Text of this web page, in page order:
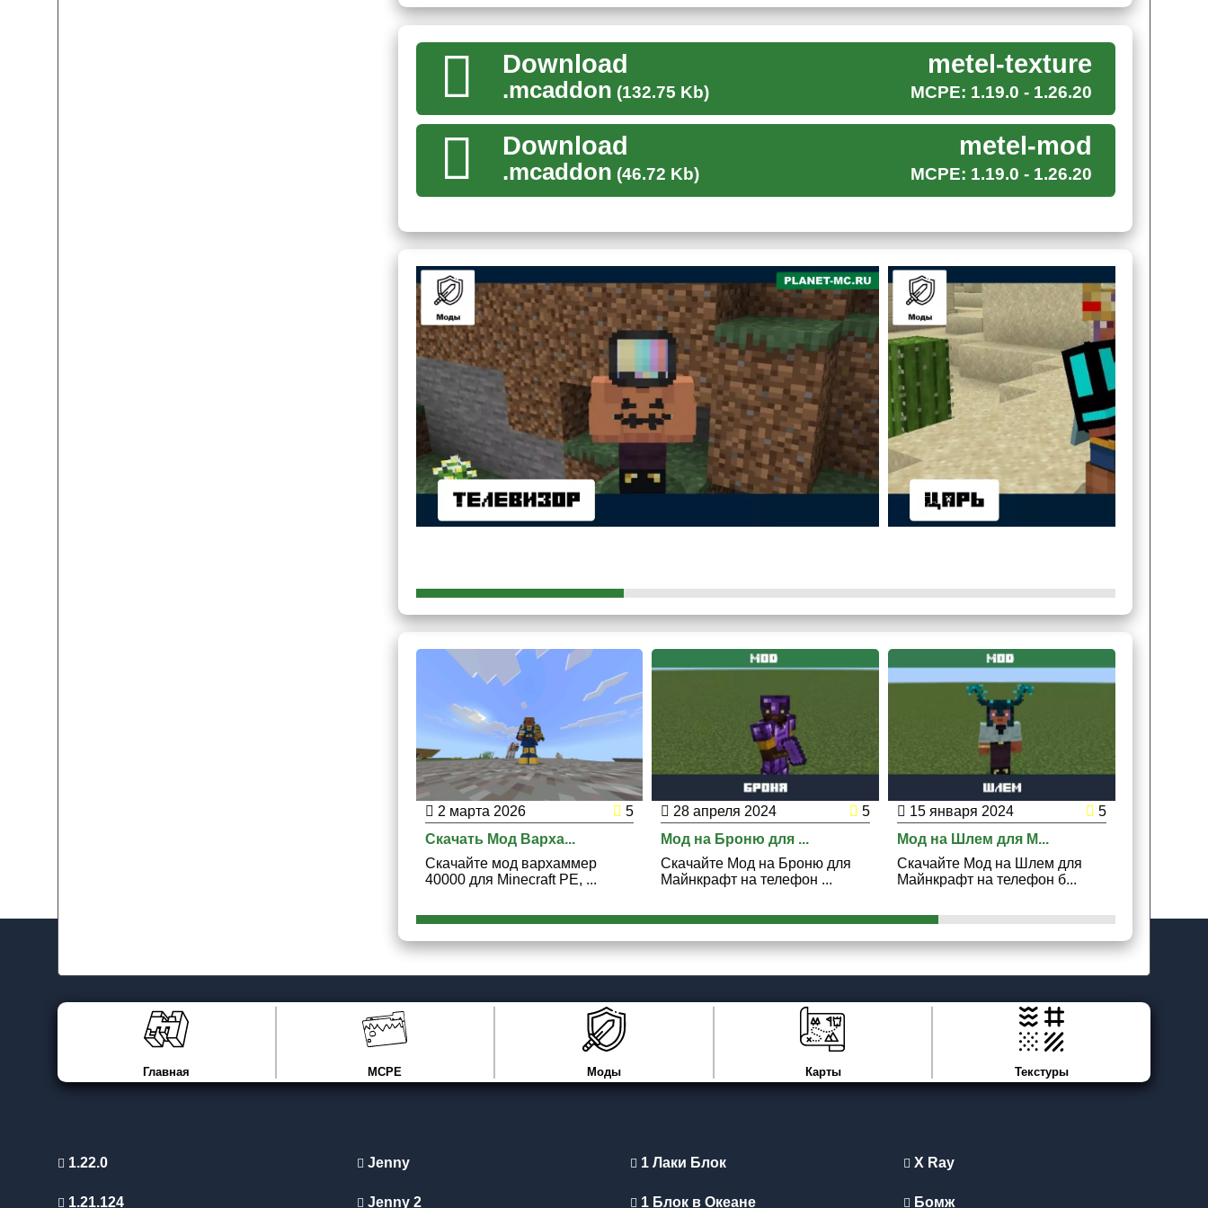
период небольшой метелью. Ведь таким игрокам Minecraft PE необходима специальная форма. Данное
дополнение предложит игрокам уникальные виды защиты от холодных и жестоких дней.
Аксолотль на голове не защитит пользователя от холода.
Download
.mcaddon (132.75 Kb)
metel-texture
MCPE: 1.19.0 - 1.26.20
Download
.mcaddon (46.72 Kb)
metel-mod
MCPE: 1.19.0 - 1.26.20
2 марта 2026
5
Скачать Мод Варха...
Скачайте мод вархаммер
40000 для Minecraft PE, ...
28 апреля 2024
5
Мод на Броню для ...
Скачайте Мод на Броню для
Майнкрафт на телефон ...
15 января 2024
5
Мод на Шлем для M...
Скачайте Мод на Шлем для
Майнкрафт на телефон б...
Главная MCPE Моды Карты Текстуры
1.22.0
1.21.124
Jenny
Jenny 2
1 Лаки Блок
1 Блок в Океане
X Ray
Бомж